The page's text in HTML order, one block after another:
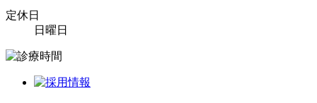
定休日
日曜日